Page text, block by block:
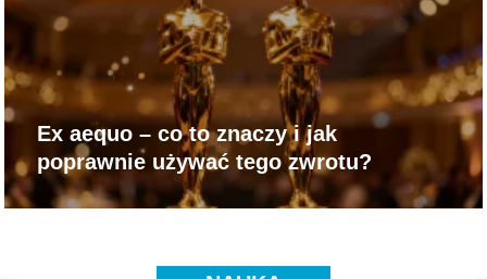
Ex aequo – co to znaczy i jak
poprawnie używać tego zwrotu?